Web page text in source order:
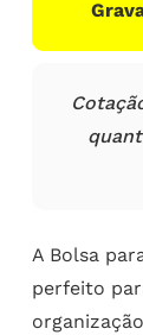
A Bolsa
perfeito